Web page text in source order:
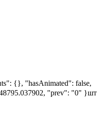
{}, "hasAnimated": false,
"prev": "0" }шт